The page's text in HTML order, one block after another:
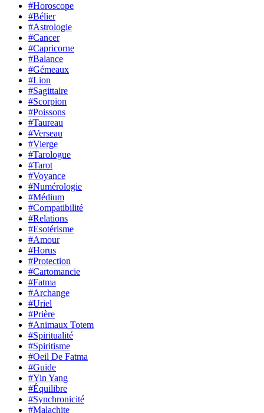
#Horoscope
#Bélier
#Astrologie
#Cancer
#Capricorne
#Balance
#Gémeaux
#Lion
#Sagittaire
#Scorpion
#Poissons
#Taureau
#Verseau
#Vierge
#Tarologue
#Tarot
#Voyance
#Numérologie
#Médium
#Compatibilité
#Relations
#Esotérisme
#Amour
#Horus
#Protection
#Cartomancie
#Fatma
#Archange
#Uriel
#Prière
#Animaux Totem
#Spiritualité
#Spiritisme
#Oeil De Fatma
#Guide
#Yin Yang
#Équilibre
#Synchronicité
#Malachite